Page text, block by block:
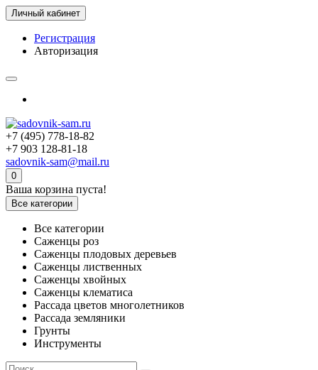
Личный кабинет
Регистрация
Авторизация
+7 (495) 778-18-82
+7 903 128-81-18
sadovnik-sam@mail.ru
0
Ваша корзина пуста!
Все категории
Все категории
Саженцы роз
Саженцы плодовых деревьев
Саженцы лиственных
Саженцы хвойных
Саженцы клематиса
Рассада цветов многолетников
Рассада земляники
Грунты
Инструменты